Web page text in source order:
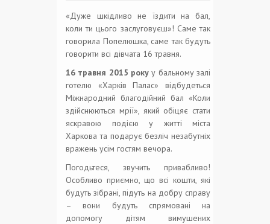
«Дуже шкідливо не їздити на бал,
коли ти цього заслуговуєш»! Саме так
говорила Попелюшка, саме так будуть
говорити всі дівчата 16 травня.
16 травня 2015 року у бальному залі
готелю «Харків Палас» відбудеться
Міжнародний благодійний бал «Коли
здійснюються мрії», який обіцяє стати
яскравою подією у житті міста
Харкова та подарує безліч незабутніх
вражень усім гостям вечора.
Погодьтеся, звучить привабливо!
Особливо приємно, що всі кошти, які
будуть зібрані, підуть на добру справу
– вони будуть спрямовані на
допомогу дітям вимушених